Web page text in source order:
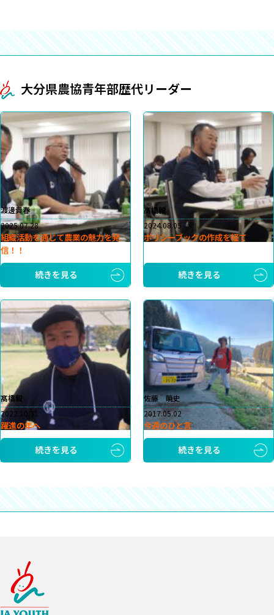
大分県農協青年部歴代リーダー
渡邊貴春
2025.07.28
組織活動を通じて農業の魅力を発
信！！
続きを見る
高橋毅
2024.08.05
ポリシーブックの作成を経て
続きを見る
髙橋毅
2022.10.31
躍進の年へ
続きを見る
佐藤 暁史
2017.05.02
今週のひと言
続きを見る